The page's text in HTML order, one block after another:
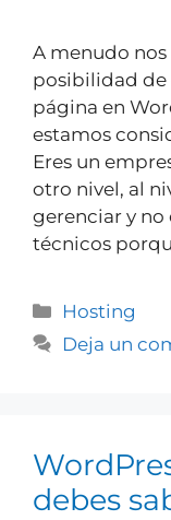
A menudo
posibilidad
página en
estamos
Eres un
otro nivel, al
gerenciar y no
técnicos
Hosting
Deja un
debes